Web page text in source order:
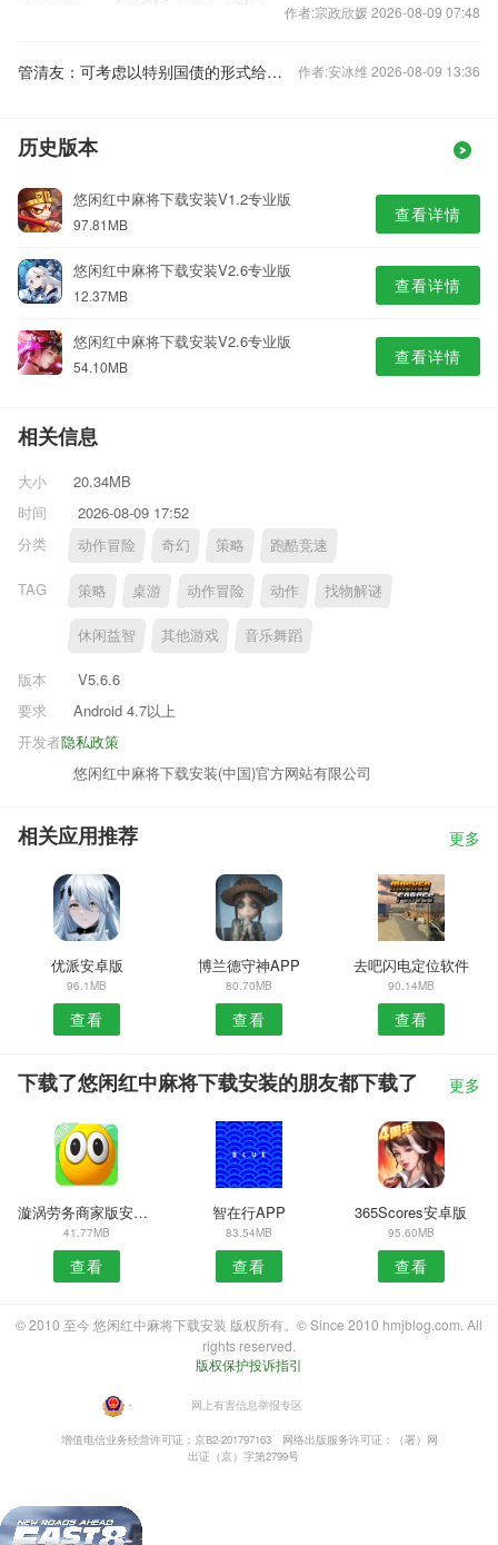
作者:宗政欣媛 2026-08-09 07:48
管清友：可考虑以特别国债的形式给老百姓发现金补贴 作者:安冰维 2026-08-09 13:36
历史版本
悠闲红中麻将下载安装V1.2专业版
97.81MB 查看详情
悠闲红中麻将下载安装V2.6专业版
12.37MB 查看详情
悠闲红中麻将下载安装V2.6专业版
54.10MB 查看详情
相关信息
大小
20.34MB
时间
2026-08-09 17:52
分类
动作冒险 奇幻 策略 跑酷竞速
TAG 策略 桌游 动作冒险 动作 找物解谜
休闲益智 其他游戏 音乐舞蹈
版本
V5.6.6
要求
Android 4.7以上
隐私政策
开发者
悠闲红中麻将下载安装(中国)官方网站有限公司
相关应用推荐 更多
优派安卓版
96.1MB
查看
博兰德守神APP
80.70MB
查看
去吧闪电定位软件
90.14MB
查看
下载了悠闲红中麻将下载安装的朋友都下载了 更多
漩涡劳务商家版安卓版
41.77MB
查看
智在行APP
83.54MB
查看
365Scores安卓版
95.60MB
查看
© 2010 至今 悠闲红中麻将下载安装 版权所有。© Since 2010 hmjblog.com. All
rights reserved.
版权保护投诉指引
・ 网上有害信息举报专区
增值电信业务经营许可证：京B2-201797163
网络出版服务许可证：（署）网
出证（京）字第2799号